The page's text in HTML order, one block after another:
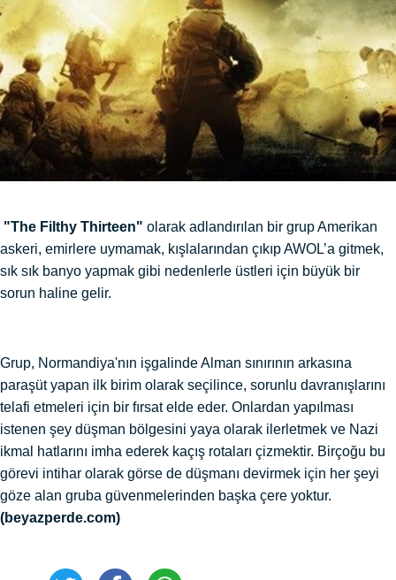
"The Filthy Thirteen" olarak adlandırılan bir grup Amerikan
askeri, emirlere uymamak, kışlalarından çıkıp AWOL’a gitmek,
sık sık banyo yapmak gibi nedenlerle üstleri için büyük bir
sorun haline gelir.
Grup, Normandiya'nın işgalinde Alman sınırının arkasına
paraşüt yapan ilk birim olarak seçilince, sorunlu davranışlarını
telafi etmeleri için bir fırsat elde eder. Onlardan yapılması
istenen şey düşman bölgesini yaya olarak ilerletmek ve Nazi
ikmal hatlarını imha ederek kaçış rotaları çizmektir. Birçoğu bu
görevi intihar olarak görse de düşmanı devirmek için her şeyi
göze alan gruba güvenmelerinden başka çere yoktur.
(beyazperde.com)